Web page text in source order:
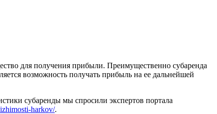
для получения прибыли. Преимущественно субаренда
возможность получать прибыль на ее дальнейшей
субаренды мы спросили экспертов портала
harkov/.